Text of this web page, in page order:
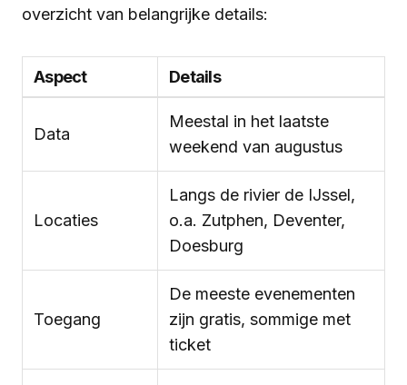
overzicht van belangrijke details:
Aspect Details
Data
Meestal in het laatste
weekend van augustus
Locaties
Langs de rivier de IJssel,
o.a. Zutphen, Deventer,
Doesburg
Toegang
De meeste evenementen
zijn gratis, sommige met
ticket